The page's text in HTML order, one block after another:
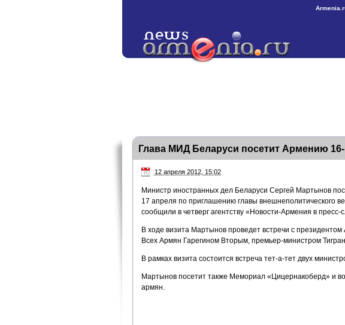
Глава МИД Беларуси посетит Армению
12 апреля 2012, 15:02
Министр иностранных дел Беларуси Сергей Мартынов
17 апреля по приглашению главы внешнеполитического
сообщили в четверг агентству «Новости-Армения в пресс-
В ходе визита Мартынов проведет встречи с
Всех Армян Гарегином Вторым, премьер-министром
В рамках визита состоится встреча тет-а-тет двух
Мартынов посетит также Мемориал «Цицернакоберд» и
армян.